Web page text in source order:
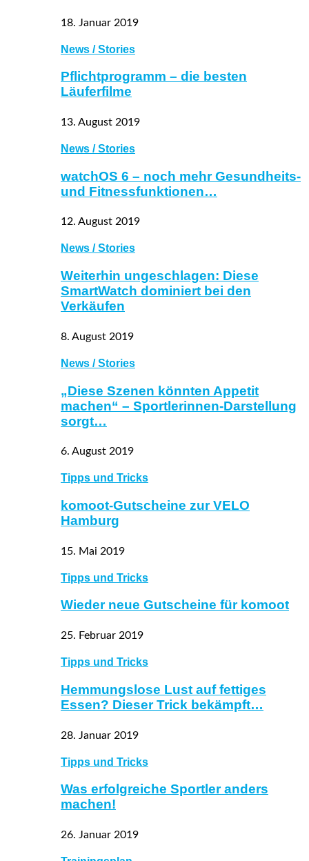
18. Januar 2019
News / Stories
Pflichtprogramm – die besten
Läuferfilme
13. August 2019
News / Stories
watchOS 6 – noch mehr Gesundheits-
und Fitnessfunktionen…
12. August 2019
News / Stories
Weiterhin ungeschlagen: Diese
SmartWatch dominiert bei den
Verkäufen
8. August 2019
News / Stories
„Diese Szenen könnten Appetit
machen“ – Sportlerinnen-Darstellung
sorgt…
6. August 2019
Tipps und Tricks
komoot-Gutscheine zur VELO
Hamburg
15. Mai 2019
Tipps und Tricks
Wieder neue Gutscheine für komoot
25. Februar 2019
Tipps und Tricks
Hemmungslose Lust auf fettiges
Essen? Dieser Trick bekämpft…
28. Januar 2019
Tipps und Tricks
Was erfolgreiche Sportler anders
machen!
26. Januar 2019